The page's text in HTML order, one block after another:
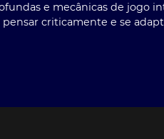
e mecânicas de jogo
criticamente e se